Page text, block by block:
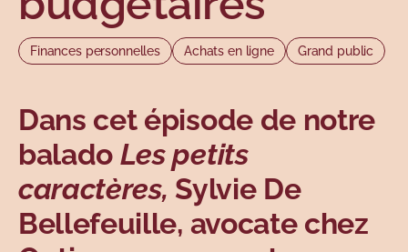
Sujets
Finances personnelles Achats en ligne Grand public
Dans cet épisode de notre
balado Les petits
caractères, Sylvie De
Bellefeuille, avocate chez